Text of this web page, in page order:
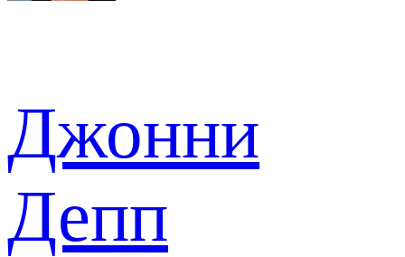
Джонни
Депп